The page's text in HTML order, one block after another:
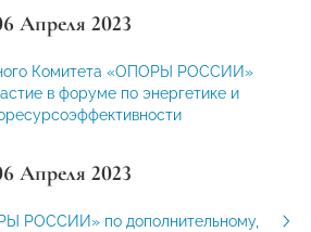
Апреля 2023
Комитета «ОПОРЫ РОССИИ»
в форуме по энергетике и
Апреля 2023
РОССИИ» по дополнительному,